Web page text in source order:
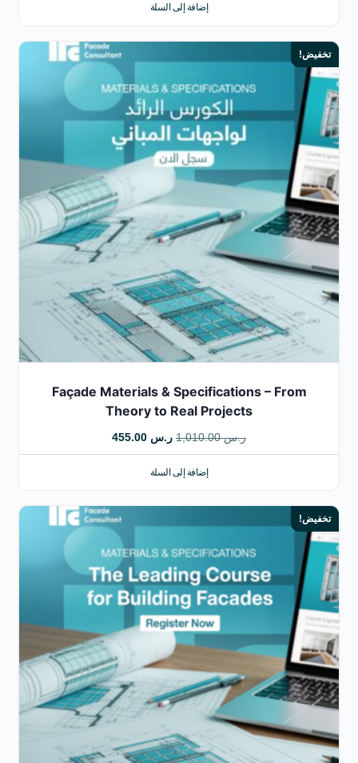
إضافة إلى السلة
تخفيض!
Façade Materials & Specifications – From
Theory to Real Projects
ر.س1,010.00 ر.س
إضافة إلى السلة
تخفيض!